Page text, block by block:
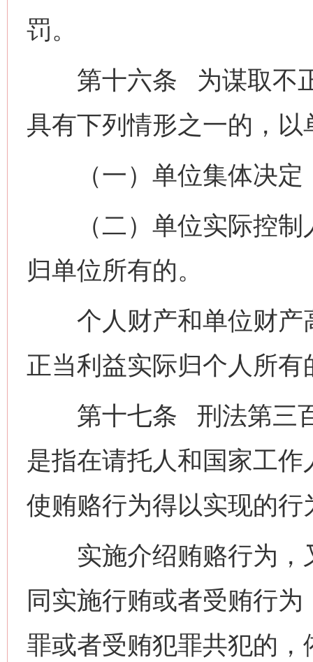
罚。
第十六条 为谋取不正
具有下列情形之一的，
（一）单位集体决定
（二）单位实际控制
归单位所有的。
个人财产和单位财产
正当利益实际归个人所
第十七条 刑法第三百
是指在请托人和国家工
使贿赂行为得以实现的行
实施介绍贿赂行为，
同实施行贿或者受贿行
罪或者受贿犯罪共犯的